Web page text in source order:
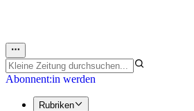
Abonnent:in werden
Rubriken